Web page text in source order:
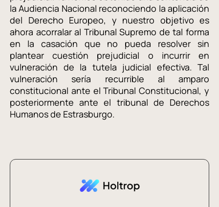
la Audiencia Nacional reconociendo la aplicación
del Derecho Europeo, y nuestro objetivo es
ahora acorralar al Tribunal Supremo de tal forma
en la casación que no pueda resolver sin
plantear cuestión prejudicial o incurrir en
vulneración de la tutela judicial efectiva. Tal
vulneración sería recurrible al amparo
constitucional ante el Tribunal Constitucional, y
posteriormente ante el tribunal de Derechos
Humanos de Estrasburgo.